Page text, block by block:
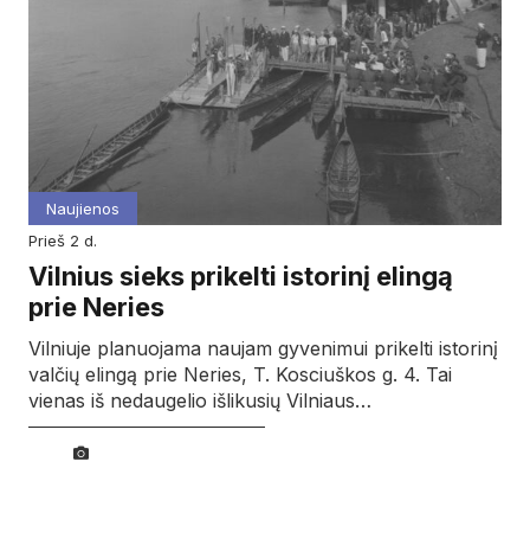
Naujienos
prieš 2 d.
Vilnius sieks prikelti istorinį elingą
prie Neries
Vilniuje planuojama naujam gyvenimui prikelti istorinį
valčių elingą prie Neries, T. Kosciuškos g. 4. Tai
vienas iš nedaugelio išlikusių Vilniaus…